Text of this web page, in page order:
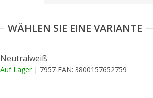
Neutralweiß
Auf Lager | 7957 EAN: 3800157652759